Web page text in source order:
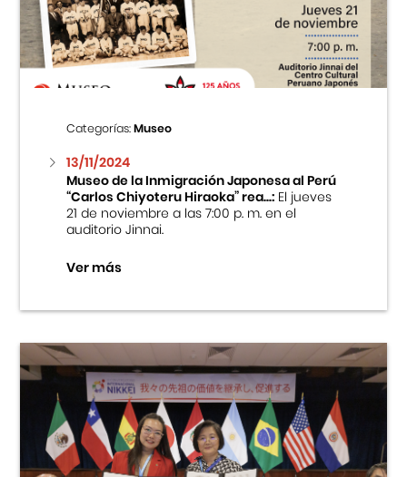
Centro Cultural Peruano Japonés
Cursos
Museo de la Inmigración Japonesa
Fondo Editorial
Teatro Peruano Japonés
Categorías:Museo
13/11/2024
Museo de la Inmigración Japonesa al Perú
“Carlos Chiyoteru Hiraoka” rea...:El jueves
21 de noviembre a las 7:00 p. m. en el
auditorio Jinnai.
Ver más